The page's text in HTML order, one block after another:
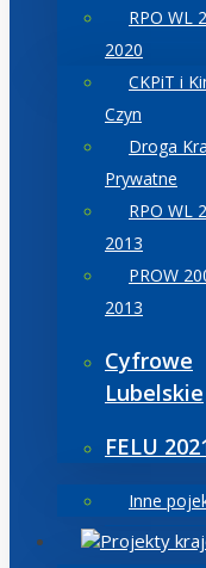
RPO WL
2020
CKPiT i
Czyn
Droga
Prywatne
RPO WL
2013
PROW
2013
Cyfrowe
Lubelskie
FELU
Inne
Projekty